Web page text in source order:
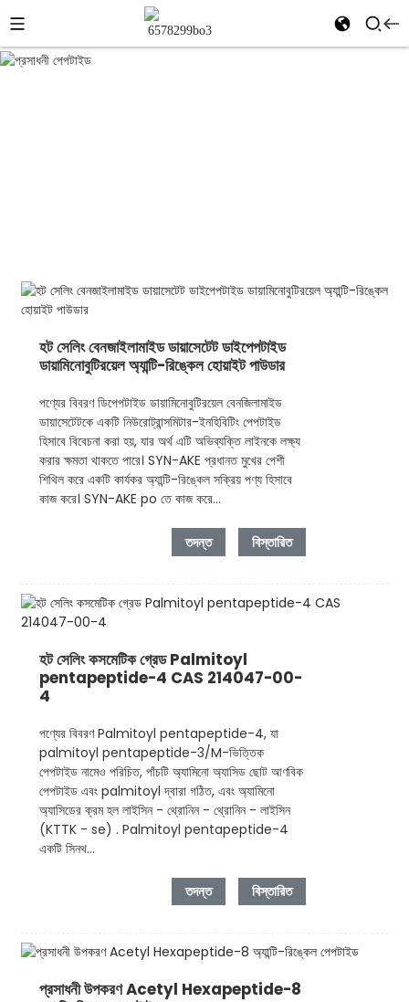
হট সেলিং বেনজাইলামাইড ডায়াসেটেট ডাইপেপটাইড
ডায়ামিনোবুটিরয়েল অ্যান্টি-রিঙ্কেল হোয়াইট পাউডার
পণ্যের বিবরণ ডিপেপটাইড ডায়ামিনোবুটিরয়েল বেনজিলামাইড
ডায়াসেটেটকে একটি নিউরোট্রান্সমিটার-ইনহিবিটিং পেপটাইড
হিসাবে বিবেচনা করা হয়, যার অর্থ এটি অভিব্যক্তি লাইনকে লক্ষ্য
করার ক্ষমতা থাকতে পারে। SYN-AKE প্রধানত মুখের পেশী
শিথিল করে একটি কার্যকর অ্যান্টি-রিঙ্কেল সক্রিয় পণ্য হিসাবে
কাজ করে। SYN-AKE po তে কাজ করে...
তদন্ত বিস্তারিত
হট সেলিং কসমেটিক গ্রেড Palmitoyl
pentapeptide-4 CAS 214047-00-
4
পণ্যের বিবরণ Palmitoyl pentapeptide-4, যা
palmitoyl pentapeptide-3/M-ভিত্তিক
পেপটাইড নামেও পরিচিত, পাঁচটি অ্যামিনো অ্যাসিড ছোট আণবিক
পেপটাইড এবং palmitoyl দ্বারা গঠিত, এবং অ্যামিনো
অ্যাসিডের ক্রম হল লাইসিন - থ্রোনিন - থ্রোনিন - লাইসিন
(KTTK - se) . Palmitoyl pentapeptide-4
একটি সিনথ...
তদন্ত বিস্তারিত
প্রসাধনী উপকরণ Acetyl Hexapeptide-8